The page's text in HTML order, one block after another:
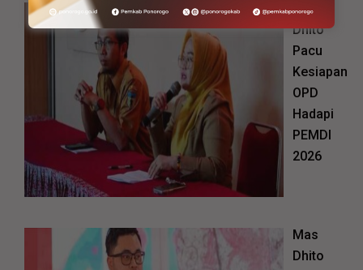
Mas
Dhito
Pacu
Kesiapan
OPD
Hadapi
PEMDI
2026
Mas
Dhito